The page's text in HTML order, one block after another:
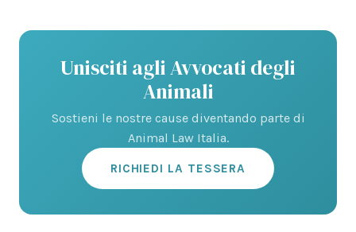
Unisciti agli Avvocati degli
Animali
Sostieni le nostre cause diventando parte di
Animal Law Italia.
RICHIEDI LA TESSERA